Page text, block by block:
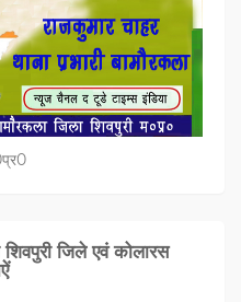
जिले एवं कोलारस